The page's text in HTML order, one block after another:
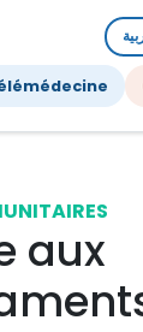
aux